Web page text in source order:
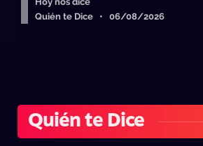
Quién te Dice • 06/08/2026
Quién te Dice